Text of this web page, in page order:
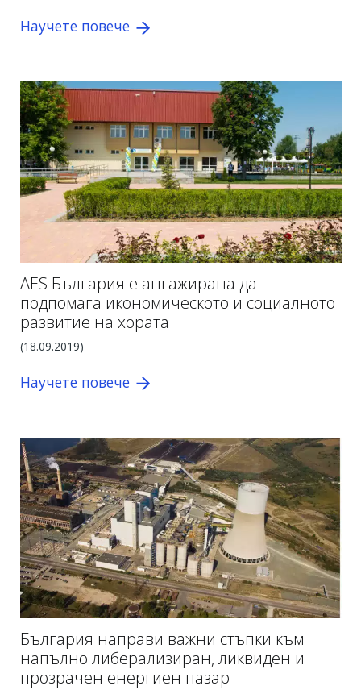
Научете повече
AES България е ангажирана да
подпомага икономическото и социалното
развитие на хората
(18.09.2019)
Научете повече
България направи важни стъпки към
напълно либерализиран, ликвиден и
прозрачен енергиен пазар